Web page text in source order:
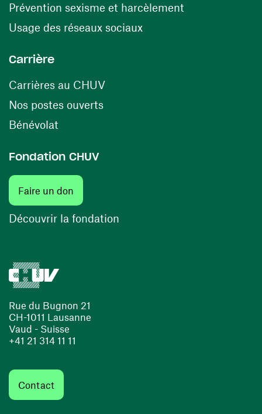
Rue du Bugnon 21
CH-1011 Lausanne
Vaud - Suisse
+41 21 314 11 11
Contact
Prévention sexisme et harcèlement
Usage des réseaux sociaux(ouvre une nouvelle
Carrière
Carrières au CHUV(ouvre une nouvelle fenêtre)
Nos postes ouverts(ouvre une nouvelle fenêtre)
Bénévolat
Fondation CHUV
Faire un don
Découvrir la fondation